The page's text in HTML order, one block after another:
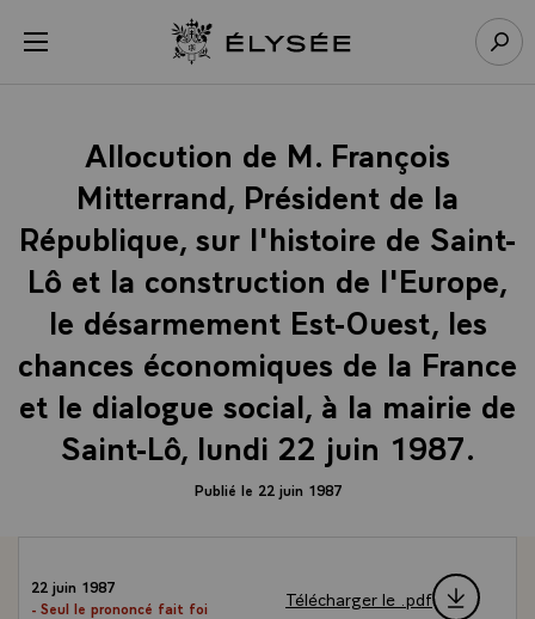
menu Retour à l’accueil Élysée
Allocution de M. François
Mitterrand, Président de la
République, sur l'histoire de Saint-
Lô et la construction de l'Europe,
le désarmement Est-Ouest, les
chances économiques de la France
et le dialogue social, à la mairie de
Saint-Lô, lundi 22 juin 1987.
Publié le 22 juin 1987
22 juin 1987
- Seul le prononcé fait foi
Télécharger le .pdf
Panneau de gestion des cookies